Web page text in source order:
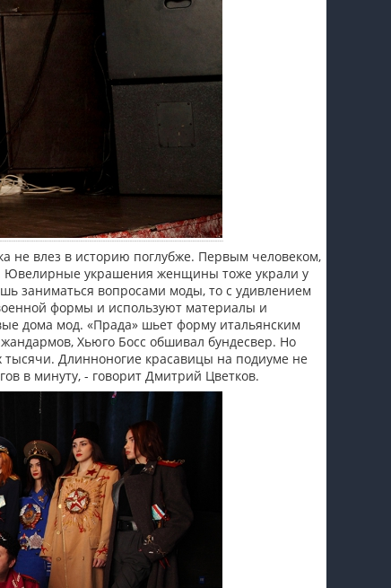
не влез в историю поглубже. Первым человеком,
Ювелирные украшения женщины тоже украли у
заниматься вопросами моды, то с удивлением
формы и используют материалы и
дома мод. «Прада» шьет форму итальянским
Хьюго Босс обшивал бундесвер. Но
Длинноногие красавицы на подиуме не
в минуту, - говорит Дмитрий Цветков.